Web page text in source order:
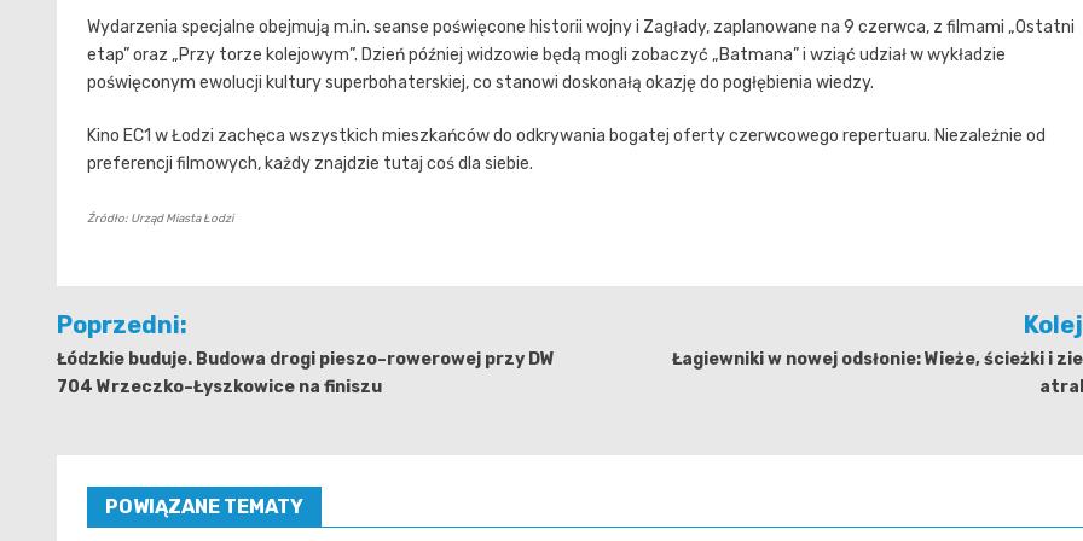
Wydarzenia specjalne obejmują m.in. seanse poświęcone historii wojny i Zagłady, zaplanowane na 9 czerwca, z filmami „Ostatni
etap” oraz „Przy torze kolejowym”. Dzień później widzowie będą mogli zobaczyć „Batmana” i wziąć udział w wykładzie
poświęconym ewolucji kultury superbohaterskiej, co stanowi doskonałą okazję do pogłębienia wiedzy.
Kino EC1 w Łodzi zachęca wszystkich mieszkańców do odkrywania bogatej oferty czerwcowego repertuaru. Niezależnie od
preferencji filmowych, każdy znajdzie tutaj coś dla siebie.
Źródło: Urząd Miasta Łodzi
Nawigacja
wpisu
Poprzedni:
Łódzkie buduje. Budowa drogi pieszo–rowerowej przy DW
704 Wrzeczko–Łyszkowice na finiszu
Łagiewniki w nowej odsłonie: Wieże, ścieżki i
POWIĄZANE TEMATY